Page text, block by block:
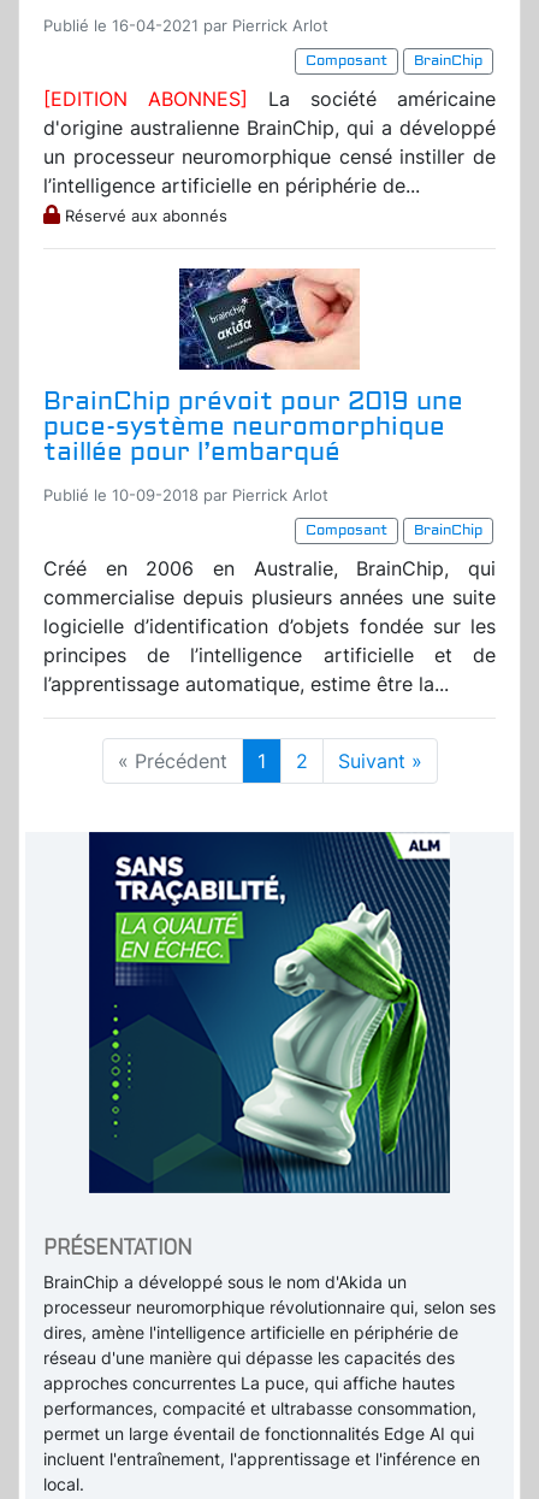
Publié le 16-04-2021 par Pierrick Arlot
Composant
BrainChip
[EDITION ABONNES] La société américaine
d'origine australienne BrainChip, qui a développé
un processeur neuromorphique censé instiller de
l’intelligence artificielle en périphérie de...
Réservé aux abonnés
BrainChip prévoit pour 2019 une
puce-système neuromorphique
taillée pour l’embarqué
Publié le 10-09-2018 par Pierrick Arlot
Composant
BrainChip
Créé en 2006 en Australie, BrainChip, qui
commercialise depuis plusieurs années une suite
logicielle d’identification d’objets fondée sur les
principes de l’intelligence artificielle et de
l’apprentissage automatique, estime être la...
« Précédent 1 2 Suivant »
PRÉSENTATION
BrainChip a développé sous le nom d'Akida un
processeur neuromorphique révolutionnaire qui, selon ses
dires, amène l'intelligence artificielle en périphérie de
réseau d'une manière qui dépasse les capacités des
approches concurrentes La puce, qui affiche hautes
performances, compacité et ultrabasse consommation,
permet un large éventail de fonctionnalités Edge AI qui
incluent l'entraînement, l'apprentissage et l'inférence en
local.